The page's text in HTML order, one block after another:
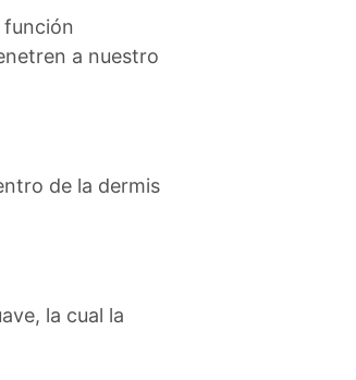
función
a nuestro
de la dermis
la cual la